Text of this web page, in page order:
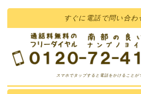
すぐに 電話で問い合わ
スマホでタップすると電話をかけることが